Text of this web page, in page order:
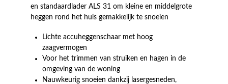
en standaardlader ALS 31 om kleine en middelgrote
heggen rond het huis gemakkelijk te snoeien
Lichte accuheggenschaar met hoog
zaagvermogen
Voor het trimmen van struiken en hagen in de
omgeving van de woning
Nauwkeurig snoeien dankzij lasergesneden,